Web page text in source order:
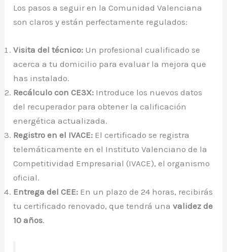
Los pasos a seguir en la Comunidad Valenciana
son claros y están perfectamente regulados:
Visita del técnico: Un profesional cualificado se
acerca a tu domicilio para evaluar la mejora que
has instalado.
Recálculo con CE3X: Introduce los nuevos datos
del recuperador para obtener la calificación
energética actualizada.
Registro en el IVACE: El certificado se registra
telemáticamente en el Instituto Valenciano de la
Competitividad Empresarial (IVACE), el organismo
oficial.
Entrega del CEE: En un plazo de 24 horas, recibirás
tu certificado renovado, que tendrá unavalidez de
10 años.